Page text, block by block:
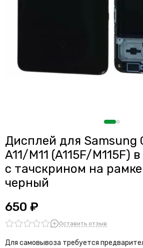
Дисплей для смартфонов Meizu
Дисплей для смартфонов Samsung
Считыватели, держатели SIM-карты,
Проклейки дисплейного модуля
Дисплей для Samsung
A11/M11 (A115F/M115F)
с тачскрином на рамке
черный
650 ₽
Оставить отзыв
Для самовывоза требуется